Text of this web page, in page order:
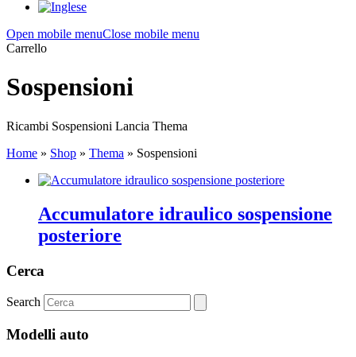
Open mobile menuClose mobile menu
Carrello
Sospensioni
Ricambi Sospensioni Lancia Thema
Home » Shop » Thema » Sospensioni
Accumulatore idraulico sospensione
posteriore
Cerca
Search
Modelli auto